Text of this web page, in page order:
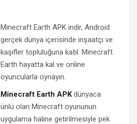
Minecraft Earth APK indir, Android
gerçek dünya içerisinde inşaatçı ve
kaşifler topluluğuna katıl. Minecraft
Earth hayatta kal ve online
oyuncularla oynayın.
Minecraft Earth APKdünyaca
ünlü olan Minecraft oyununun
uygulama haline getirilmesiyle pek